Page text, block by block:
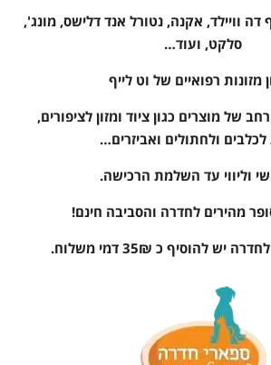
דה וויילד, אקנה, נטורל אנד דלישס, מונג',
סלקט, ועוד…
מזונות רפואיים של וט לייף
של מוצרים כגון ציוד ומזון לציפורים,
ולחתולים ואביזרים…
וליווי עד השלמת הרכישה.
מהירים לחדרה והסביבה חינם!
להוסיף כ 35₪ דמי משלוח.